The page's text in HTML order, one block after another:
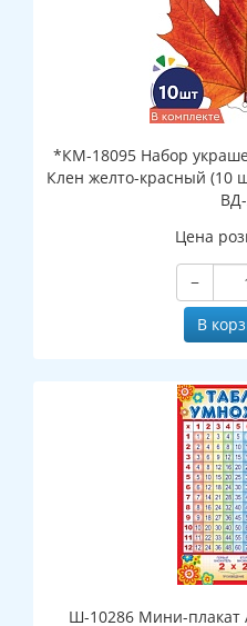
*КМ-18095 Набор
Клен желто-красный (10
Цена
−
В
Ш-10286 Мини-плакат